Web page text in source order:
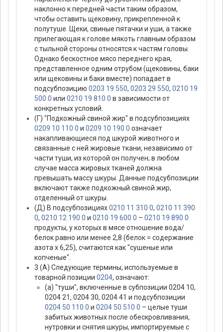
наклонно к передней части таким образом,
чтобы оставить щековину, прикрепленной к
полутуше. Щеки, свиные пятачки и уши, а также
прилегающая к голове мякоть главным образом
с тыльной стороны относятся к частям головы.
Однако бескостное мясо переднего края,
представленное одним отрубом (щековины, баки
или щековины и баки вместе) попадает в
подсубпозицию 0203 19 550, 0203 29 550, 0210 19
500 0 или 0210 19 810 0 в зависимости от
конкретных условий.
(Г) "Подкожный свиной жир" в подсубпозициях
0209 10 110 0 и 0209 10 190 0 означает
накапливающиеся под шкурой животного и
связанные с ней жировые ткани, независимо от
части туши, из которой он получен; в любом
случае масса жировых тканей должна
превышать массу шкуры. Данные подсубпозиции
включают также подкожный свиной жир,
отделенный от шкуры.
(Д) В подсубпозициях0210 11 310 0, 0210 11 390
0, 0210 12 190 0 и 0210 19 600 0 – 0210 19 890 0
продукты, у которых в мясе отношение вода/
белок равно или менее 2,8 (белок = содержание
азота х 6,25), считаются как "сушеные или
копченые".
3 (А) Следующие термины, используемые в
товарной позиции 0204, означают:
(а) "туши", включенные в субпозиции 0204 10,
0204 21, 0204 30, 0204 41 и подсубпозиции
0204 50 110 0 и 0204 50 510 0 – целые туши
забитых животных после обескровливания,
нутровки и снятия шкуры, импортируемые с